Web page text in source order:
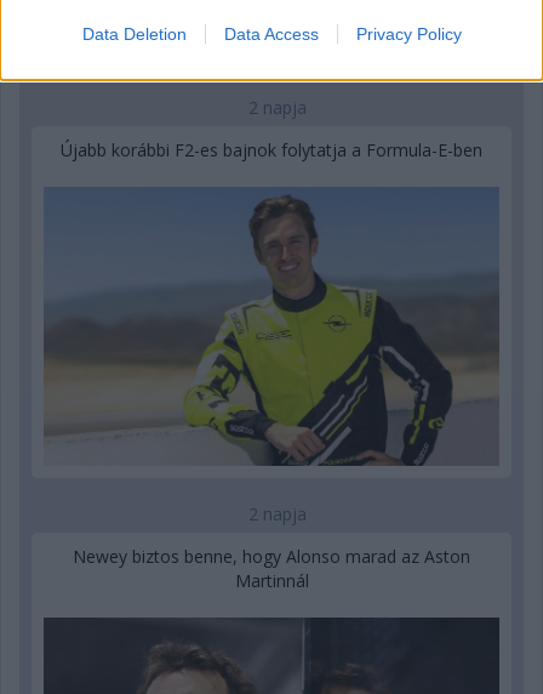
Data Deletion Data Access Privacy Policy
2 napja
Újabb korábbi F2-es bajnok folytatja a Formula-E-ben
2 napja
Newey biztos benne, hogy Alonso marad az Aston
Martinnál